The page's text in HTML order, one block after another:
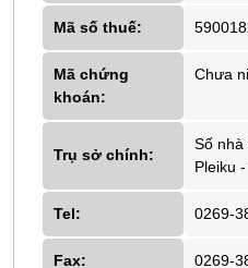
Mã số thuế:
Mã chứng
khoán:
Chưa
Trụ sở chính:
Số
Pleiku
Tel: 0269-
Fax: 0269-